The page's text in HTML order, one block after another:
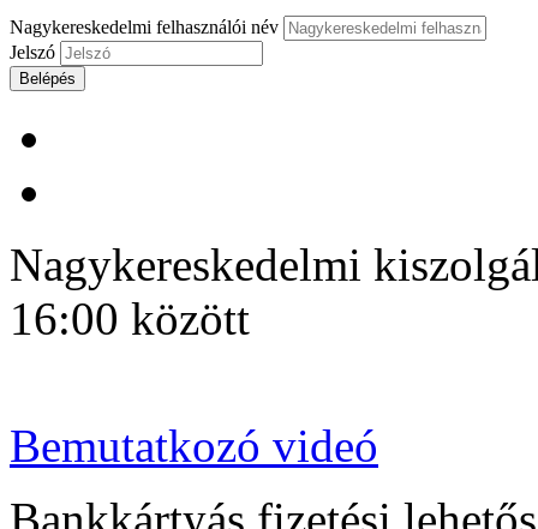
Nagykereskedelmi felhasználói név
Jelszó
Belépés
Nagykereskedelmi
16:00 között
Bemutatkozó videó